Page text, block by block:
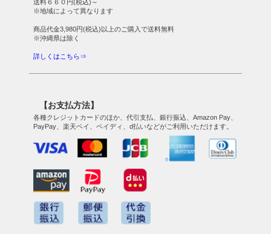
送料６６０円(税込)～
※地域によって異なります
商品代金3,980円(税込)以上のご購入で送料無料
※沖縄県は除く
詳しくはこちら⇒
【お支払方法】
各種クレジットカードのほか、代引支払、銀行振込、Amazon Pay、
PayPay、楽天ペイ、ペイディ、d払いなどがご利用いただけます。